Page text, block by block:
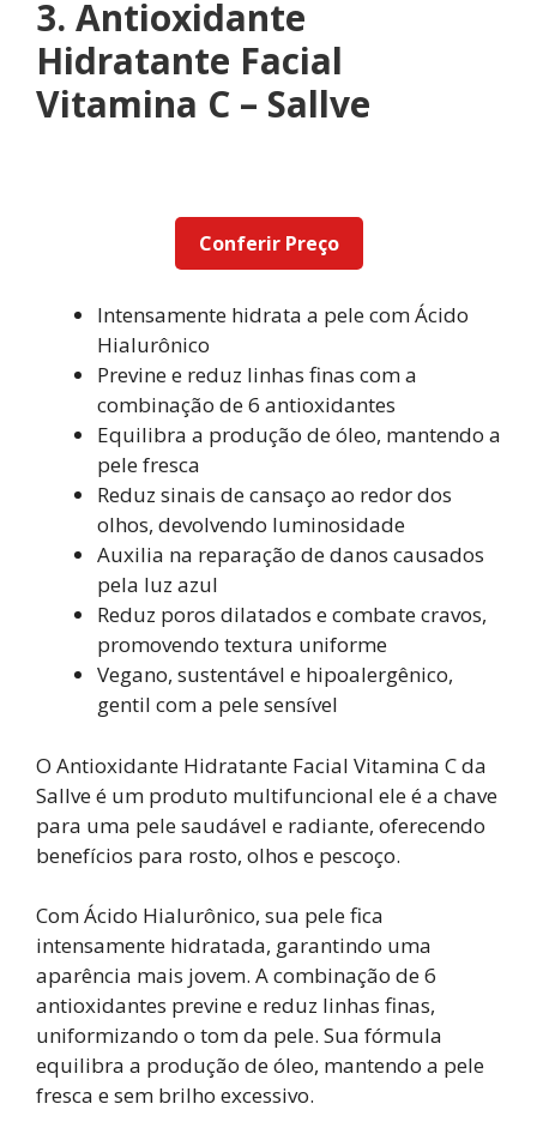
3. Antioxidante
Hidratante Facial
Vitamina C – Sallve
Conferir Preço
Intensamente hidrata a pele com Ácido
Hialurônico
Previne e reduz linhas finas com a
combinação de 6 antioxidantes
Equilibra a produção de óleo, mantendo a
pele fresca
Reduz sinais de cansaço ao redor dos
olhos, devolvendo luminosidade
Auxilia na reparação de danos causados
pela luz azul
Reduz poros dilatados e combate cravos,
promovendo textura uniforme
Vegano, sustentável e hipoalergênico,
gentil com a pele sensível
O Antioxidante Hidratante Facial Vitamina C da
Sallve é um produto multifuncional ele é a chave
para uma pele saudável e radiante, oferecendo
benefícios para rosto, olhos e pescoço.
Com Ácido Hialurônico, sua pele fica
intensamente hidratada, garantindo uma
aparência mais jovem. A combinação de 6
antioxidantes previne e reduz linhas finas,
uniformizando o tom da pele. Sua fórmula
equilibra a produção de óleo, mantendo a pele
fresca e sem brilho excessivo.